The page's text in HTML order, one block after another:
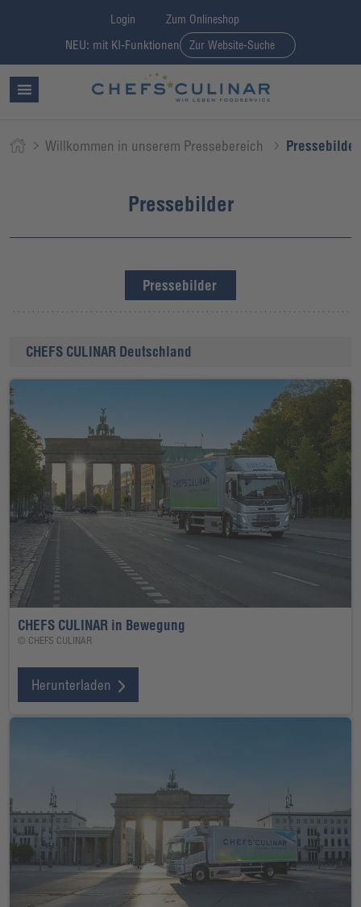
Login Zum Onlineshop
NEU: mit KI-Funktionen Zur Website-Suche
Willkommen in unserem Pressebereich Pressebilder
Pressebilder
Pressebilder
CHEFS CULINAR Deutschland
CHEFS CULINAR in Bewegung
© CHEFS CULINAR
Herunterladen